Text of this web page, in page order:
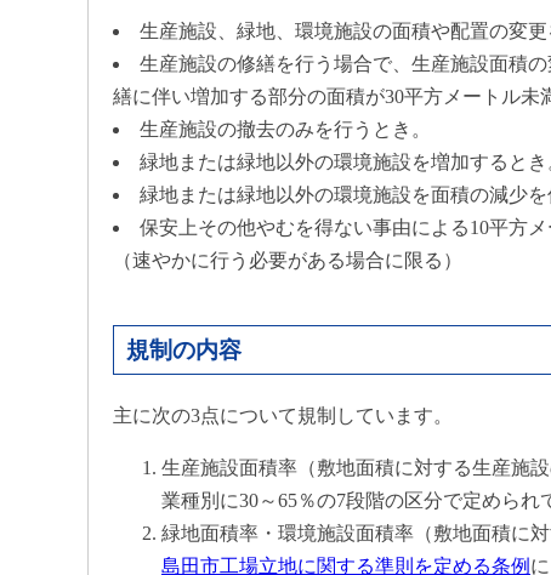
生産施設、緑地、環境施設の面積や配置の変
生産施設の修繕を行う場合で、生産施設面積
繕に伴い増加する部分の面積が30平方メートル未
生産施設の撤去のみを行うとき。
緑地または緑地以外の環境施設を増加するとき
緑地または緑地以外の環境施設を面積の減少を
保安上その他やむを得ない事由による10平方
（速やかに行う必要がある場合に限る）
規制の内容
主に次の3点について規制しています。
生産施設面積率（敷地面積に対する生産施設
業種別に30～65％の7段階の区分で定められ
緑地面積率・環境施設面積率（敷地面積に
島田市工場立地に関する準則を定める条例